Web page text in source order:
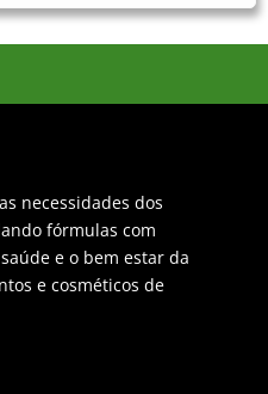
necessidades dos
fórmulas com
e o bem estar da
e cosméticos de